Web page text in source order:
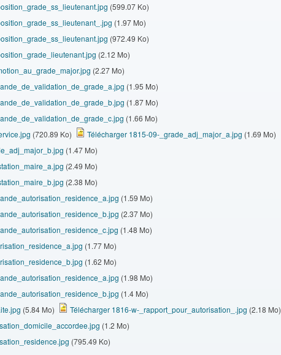
(599.07 Ko)
(1.97 Mo)
(972.49 Ko)
(2.12 Mo)
(2.27 Mo)
(1.95 Mo)
(1.87 Mo)
(1.66 Mo)
(720.89 Ko) Télécharger 1815-09-_grade_adj_major_a.jpg (1.69 Mo)
(1.47 Mo)
(2.49 Mo)
(2.38 Mo)
(1.59 Mo)
(2.37 Mo)
(1.48 Mo)
(1.77 Mo)
(1.62 Mo)
(1.98 Mo)
(1.4 Mo)
(5.84 Mo) Télécharger 1816-w-_rapport_pour_autorisation_.jpg (2.18 Mo)
(1.2 Mo)
(795.49 Ko)